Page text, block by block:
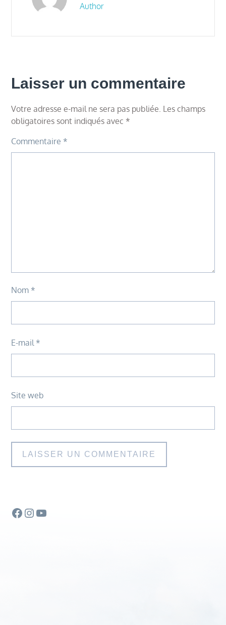
Author
Laisser un commentaire
Votre adresse e-mail ne sera pas publiée. Les champs
obligatoires sont indiqués avec *
Commentaire *
Nom *
E-mail *
Site web
Facebook
Instagram
YouTube